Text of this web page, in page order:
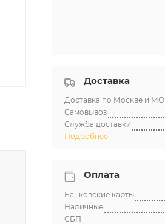
Доставка
Доставка по Москве и МО
Самовывоз
Служба доставки
Подробнее
Оплата
Банковские карты
Наличные
СБП